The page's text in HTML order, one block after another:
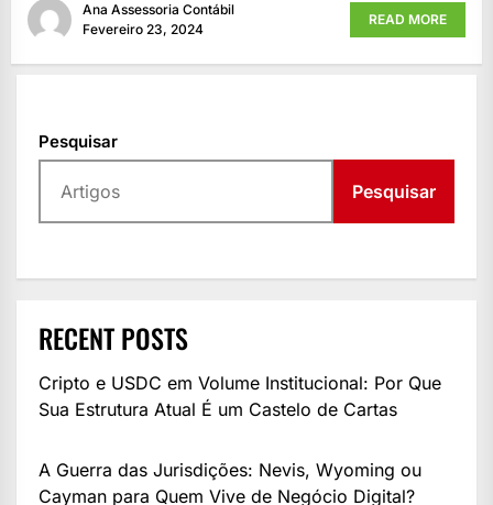
Ana Assessoria Contábil
Fevereiro 23, 2024
READ MORE
Pesquisar
Pesquisar
RECENT POSTS
Cripto e USDC em Volume Institucional: Por Que
Sua Estrutura Atual É um Castelo de Cartas
A Guerra das Jurisdições: Nevis, Wyoming ou
Cayman para Quem Vive de Negócio Digital?